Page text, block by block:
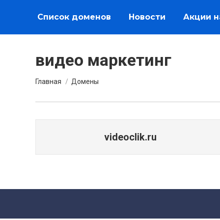
Список доменов Новости Акции
видео маркетинг
Вы здесь:
Главная Домены
videoclik.ru